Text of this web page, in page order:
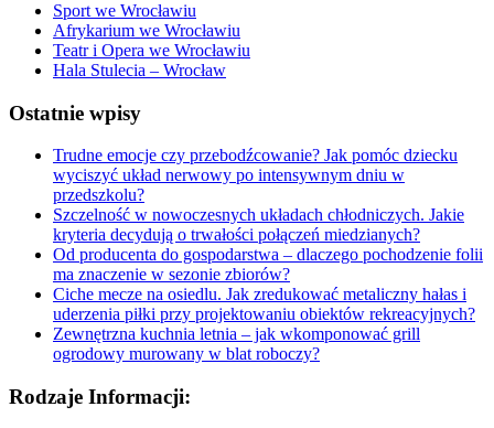
Sport we Wrocławiu
Afrykarium we Wrocławiu
Teatr i Opera we Wrocławiu
Hala Stulecia – Wrocław
Ostatnie wpisy
Trudne emocje czy przebodźcowanie? Jak pomóc dziecku
wyciszyć układ nerwowy po intensywnym dniu w
przedszkolu?
Szczelność w nowoczesnych układach chłodniczych. Jakie
kryteria decydują o trwałości połączeń miedzianych?
Od producenta do gospodarstwa – dlaczego pochodzenie folii
ma znaczenie w sezonie zbiorów?
Ciche mecze na osiedlu. Jak zredukować metaliczny hałas i
uderzenia piłki przy projektowaniu obiektów rekreacyjnych?
Zewnętrzna kuchnia letnia – jak wkomponować grill
ogrodowy murowany w blat roboczy?
Rodzaje Informacji: